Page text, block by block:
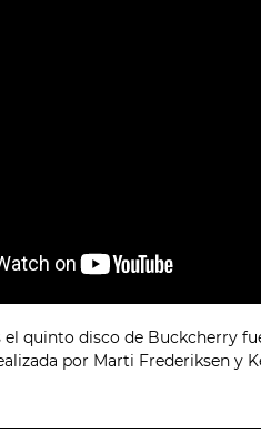
quinto disco de Buckcherry
por Marti Frederiksen y